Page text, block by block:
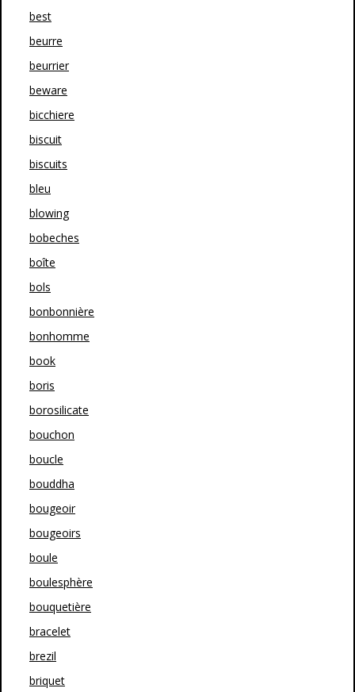
best
beurre
beurrier
beware
bicchiere
biscuit
biscuits
bleu
blowing
bobeches
boîte
bols
bonbonnière
bonhomme
book
boris
borosilicate
bouchon
boucle
bouddha
bougeoir
bougeoirs
boule
boulesphère
bouquetière
bracelet
brezil
briquet